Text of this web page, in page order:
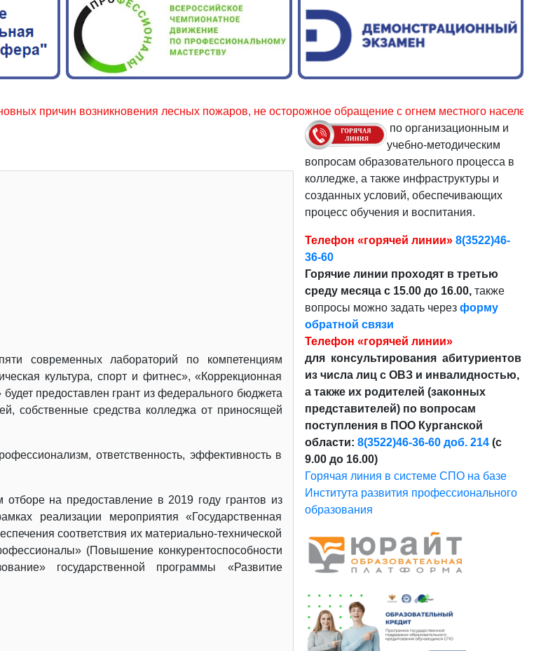
лесных пожаров, не осторожное обращение с огнем местного населения, за 2023 – 33,4%.
современных лабораторий по компетенциям
культура, спорт и фитнес», «Коррекционная
предоставлен грант из федерального бюджета
собственные средства колледжа от приносящей
ответственность, эффективность в
на предоставление в 2019 году грантов из
реализации мероприятия «Государственная
соответствия их материально-технической
(Повышение конкурентоспособности
государственной программы «Развитие
по организационным и
учебно-методическим
вопросам образовательного процесса в
колледже, а также инфраструктуры и
созданных условий, обеспечивающих
процесс обучения и воспитания.
Телефон «горячей линии» 8(3522)46-
36-60
Горячие линии проходят в третью
среду месяца с 15.00 до 16.00, также
вопросы можно задать через форму
обратной связи
Телефон «горячей линии»
для консультирования абитуриентов
из числа лиц с ОВЗ и инвалидностью,
а также их родителей (законных
представителей) по вопросам
поступления в ПОО Курганской
области: 8(3522)46-36-60 доб. 214(с
9.00 до 16.00)
Горячая линия в системе СПО на базе
Института развития профессионального
образования